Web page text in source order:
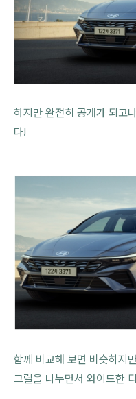
하지만 완전히 공개가 되고
다!
함께 비교해 보면 비슷하지
그릴을 나누면서 와이드한